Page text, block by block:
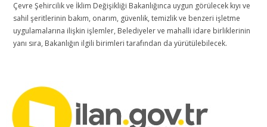
Çevre Şehircilik ve İklim Değişikliği Bakanlığınca uygun görülecek kıyı ve
sahil şeritlerinin bakım, onarım, güvenlik, temizlik ve benzeri işletme
uygulamalarına ilişkin işlemler, Belediyeler ve mahalli idare birliklerinin
yanı sıra, Bakanlığın ilgili birimleri tarafından da yürütülebilecek.